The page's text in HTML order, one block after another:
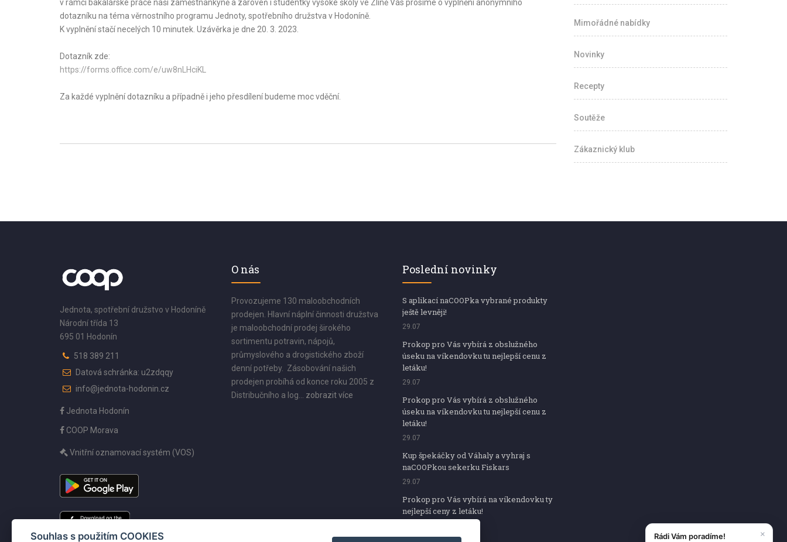
v rámci bakalářské práce naší zaměstnankyně a zároveň i studentky vysoké školy ve Zlíně Vás prosíme o vyplnění anonymního
dotazníku na téma věrnostního programu Jednoty, spotřebního družstva v Hodoníně.
K vyplnění stačí necelých 10 minutek. Uzávěrka je dne 20. 3. 2023.
Dotazník zde:
https://forms.office.com/e/uw8nLHciKL
Za každé vyplnění dotazníku a případně i jeho přesdílení budeme moc vděční.
Mimořádné nabídky
Novinky
Recepty
Soutěže
Zákaznický klub
Jednota, spotřební družstvo v Hodoníně
Národní třída 13
695 01 Hodonín
518 389 211
Datová schránka: u2zdqqy
info@jednota-hodonin.cz
Jednota Hodonín
COOP Morava
Vnitřní oznamovací systém (VOS)
O nás
Provozujeme 130 maloobchodních
prodejen. Hlavní náplní činnosti družstva
je maloobchodní prodej širokého
sortimentu potravin, nápojů,
průmyslového a drogistického zboží
denní potřeby. Zásobování našich
prodejen probíhá od konce roku 2005 z
Distribučního a log... zobrazit více
Poslední novinky
S aplikací naCOOPka vybrané produkty
ještě levněji!
29.07
Prokop pro Vás vybírá z obslužného
úseku na víkendovku tu nejlepší cenu z
letáku!
29.07
Prokop pro Vás vybírá z obslužného
úseku na víkendovku tu nejlepší cenu z
letáku!
29.07
Kup špekáčky od Váhaly a vyhraj s
naCOOPkou sekerku Fiskars
29.07
Prokop pro Vás vybírá na víkendovku ty
nejlepší ceny z letáku!
Souhlas s použitím COOKIES